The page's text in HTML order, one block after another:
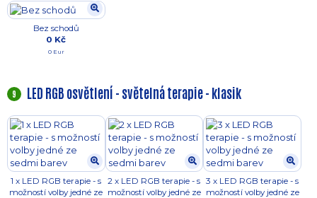
Bez schodů
0 Kč
0 Eur
9 LED RGB osvětlení - světelná terapie - klasik
1 x LED RGB terapie - s
možností volby jedné ze
2 x LED RGB terapie - s
možností volby jedné ze
3 x LED RGB terapie - s
možností volby jedné ze